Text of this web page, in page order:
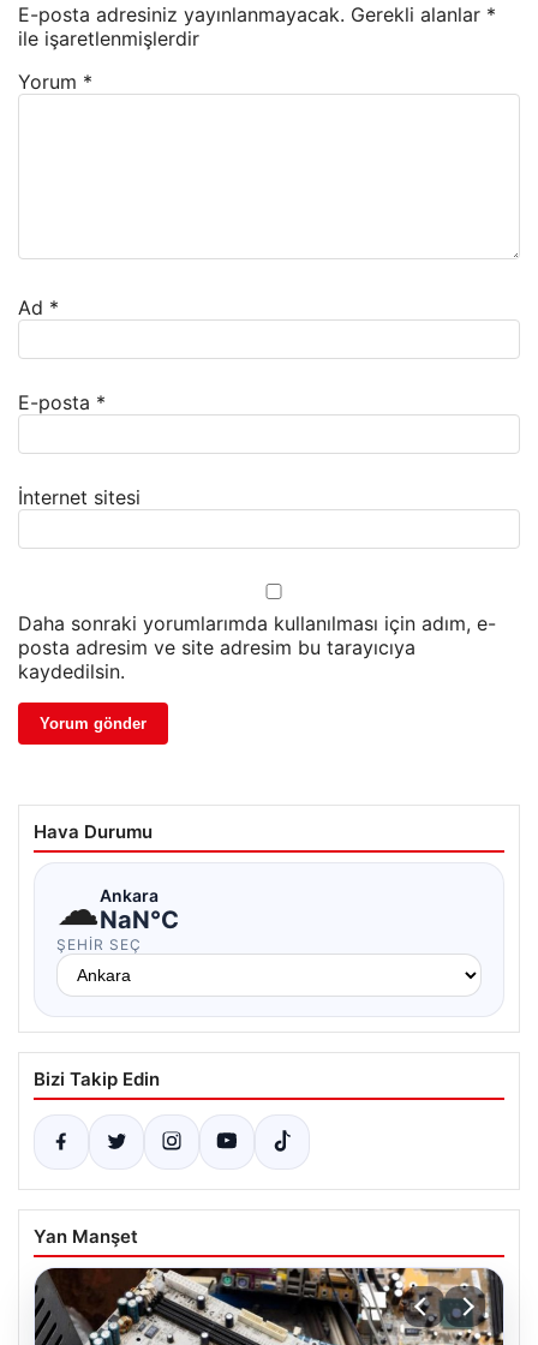
E-posta adresiniz yayınlanmayacak. Gerekli alanlar *
ile işaretlenmişlerdir
Yorum *
Ad *
E-posta *
İnternet sitesi
Daha sonraki yorumlarımda kullanılması için adım, e-
posta adresim ve site adresim bu tarayıcıya
kaydedilsin.
Hava Durumu
☁Ankara
NaN°C
ŞEHIR SEÇ
Bizi Takip Edin
Yan Manşet